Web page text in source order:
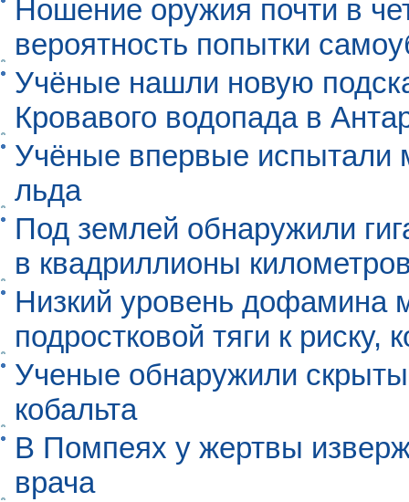
Ношение оружия почти в
вероятность попытки
Учёные нашли новую
Кровавого водопада в
Учёные впервые испытали
льда
Под землей обнаружили
в квадриллионы
Низкий уровень дофамина
подростковой тяги к риску,
Ученые обнаружили
кобальта
В Помпеях у жертвы
врача